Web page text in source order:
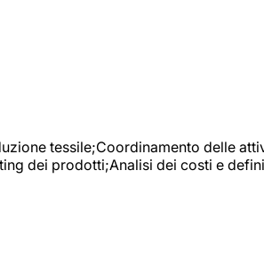
tessile;Coordinamento delle
dei prodotti;Analisi dei costi e